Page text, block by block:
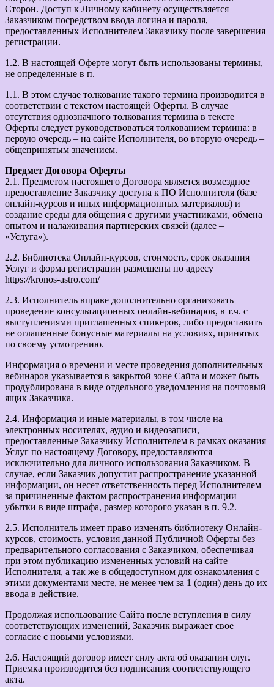
Сторон. Доступ к Личному кабинету осуществляется
Заказчиком посредством ввода логина и пароля,
предоставленных Исполнителем Заказчику после завершения
регистрации.
1.2. В настоящей Оферте могут быть использованы термины,
не определенные в п.
1.1. В этом случае толкование такого термина производится в
соответствии с текстом настоящей Оферты. В случае
отсутствия однозначного толкования термина в тексте
Оферты следует руководствоваться толкованием термина: в
первую очередь – на сайте Исполнителя, во вторую очередь –
общепринятым значением.
Предмет Договора Оферты
2.1. Предметом настоящего Договора является возмездное
предоставление Заказчику доступа к ПО Исполнителя (базе
онлайн-курсов и иных информационных материалов) и
создание среды для общения с другими участниками, обмена
опытом и налаживания партнерских связей (далее –
«Услуга»).
2.2. Библиотека Онлайн-курсов, стоимость, срок оказания
Услуг и форма регистрации размещены по адресу
https://kronos-astro.com/
2.3. Исполнитель вправе дополнительно организовать
проведение консультационных онлайн-вебинаров, в т.ч. с
выступлениями приглашенных спикеров, либо предоставить
не оглашенные бонусные материалы на условиях, принятых
по своему усмотрению.
Информация о времени и месте проведения дополнительных
вебинаров указывается в закрытой зоне Сайта и может быть
продублирована в виде отдельного уведомления на почтовый
ящик Заказчика.
2.4. Информация и иные материалы, в том числе на
электронных носителях, аудио и видеозаписи,
предоставленные Заказчику Исполнителем в рамках оказания
Услуг по настоящему Договору, предоставляются
исключительно для личного использования Заказчиком. В
случае, если Заказчик допустит распространение указанной
информации, он несет ответственность перед Исполнителем
за причиненные фактом распространения информации
убытки в виде штрафа, размер которого указан в п. 9.2.
2.5. Исполнитель имеет право изменять библиотеку Онлайн-
курсов, стоимость, условия данной Публичной Оферты без
предварительного согласования с Заказчиком, обеспечивая
при этом публикацию измененных условий на сайте
Исполнителя, а так же в общедоступном для ознакомления с
этими документами месте, не менее чем за 1 (один) день до их
ввода в действие.
Продолжая использование Сайта после вступления в силу
соответствующих изменений, Заказчик выражает свое
согласие с новыми условиями.
2.6. Настоящий договор имеет силу акта об оказании слуг.
Приемка производится без подписания соответствующего
акта.